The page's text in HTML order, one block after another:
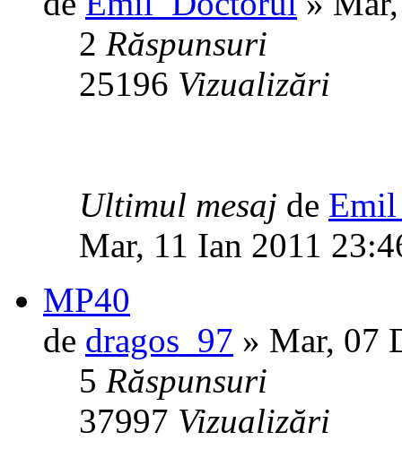
2 Răspunsuri
25196 Vizualizări
Ultimul mesaj de
Mar, 11 Ian 2011
MP40
de dragos_97 » Mar, 07
5 Răspunsuri
37997 Vizualizări